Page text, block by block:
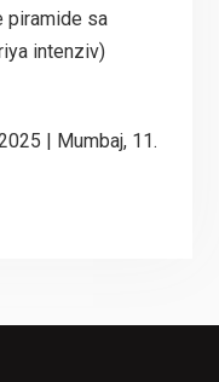
piramide sa
intenziv)
| Mumbaj, 11.